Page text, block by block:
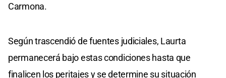
Carmona.
Según trascendió de fuentes judiciales, Laurta
permanecerá bajo estas condiciones hasta que
finalicen los peritajes y se determine su situación